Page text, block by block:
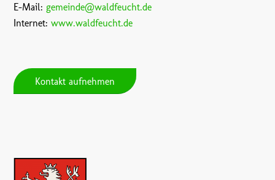
E-Mail: gemeinde@waldfeucht.de
Internet:www.waldfeucht.de
Kontakt aufnehmen